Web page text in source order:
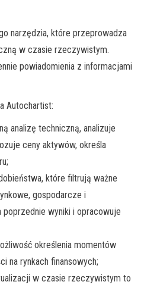
narzędzia, które przeprowadza
w czasie rzeczywistym.
powiadomienia z informacjami
Autochartist:
analizę techniczną, analizuje
ceny aktywów, określa
które filtrują ważne
gospodarcze i
wyniki i opracowuje
określenia momentów
na rynkach finansowych;
w czasie rzeczywistym to